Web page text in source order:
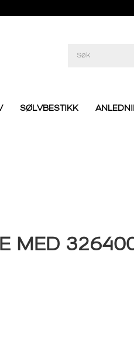
SØLVBESTIKK
MED